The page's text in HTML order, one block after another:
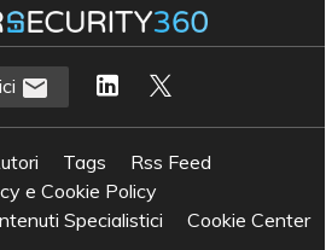
Tags
Rss Feed
e Cookie Policy
Specialistici
Cookie Center